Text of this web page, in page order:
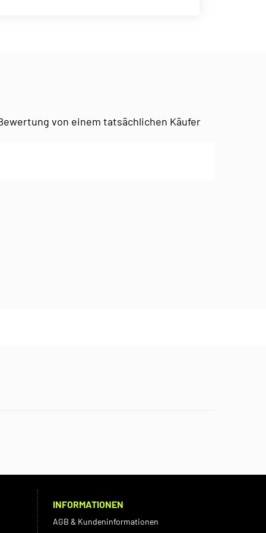
von einem tatsächlichen Käufer
INFORMATIONEN
AGB & Kundeninformationen